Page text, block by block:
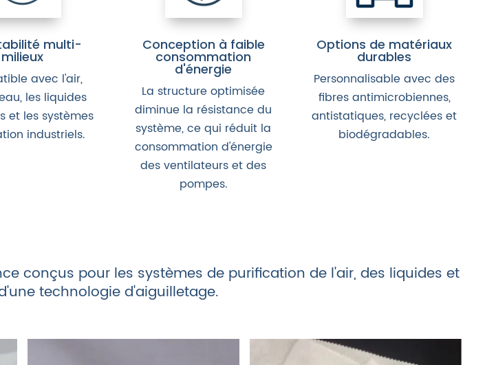
multi-
milieux
avec l'air,
les liquides
et les systèmes
industriels.
Conception à faible
consommation
d'énergie
La structure optimisée
diminue la résistance du
système, ce qui réduit la
consommation d'énergie
des ventilateurs et des
pompes.
Options de matériaux
durables
Personnalisable avec des
fibres antimicrobiennes,
antistatiques, recyclées et
biodégradables.
conçus pour les systèmes de purification de l'air, des liquides et
technologie d'aiguilletage.